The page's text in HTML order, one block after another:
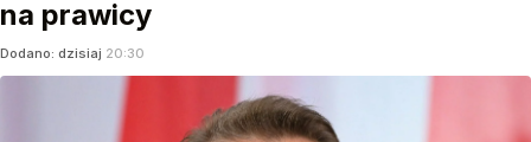
na prawicy
Dodano: dzisiaj 20:30